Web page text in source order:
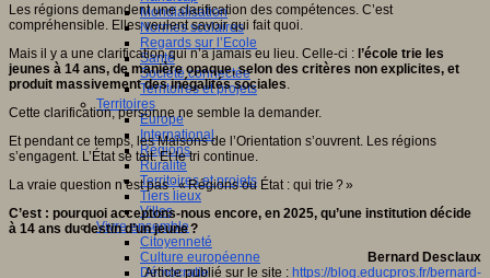
Mondialisation
Normes scolaires
Regards sur l’Ecole
Santé
Société connectée
Territoires et projets
Territoires
Europe
International
Régions
Ruralité
Territoires et projets
Tiers lieux
Villes
Vivre ensemble
Citoyenneté
Culture européenne
Démocratie
Les régions demandent une clarification des compétences. C’est
compréhensible. Elles veulent savoir qui fait quoi.
Mais il y a une clarification qui n’a jamais eu lieu. Celle-ci : l’école trie les
jeunes à 14 ans, de manière opaque, selon des critères non explicites, et
produit massivement des inégalités sociales.
Cette clarification, personne ne semble la demander.
Et pendant ce temps, les Maisons de l’Orientation s’ouvrent. Les régions
s’engagent. L’État se tait. Et le tri continue.
La vraie question n’est pas : « Régions ou État : qui trie ? »
C’est : pourquoi acceptons-nous encore, en 2025, qu’une institution décide
à 14 ans du destin d’un jeune ?
Bernard Desclaux
Article publié sur le site : https://blog.educpros.fr/bernard-